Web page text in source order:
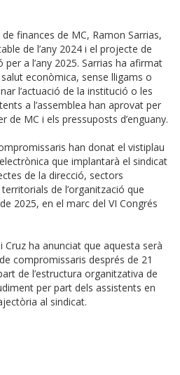
finances de MC, Ramon Sarrias,
de l’any 2024 i el projecte de
per a l’any 2025. Sarrias ha afirmat
econòmica, sense lligams o
l’actuació de la institució o les
a l’assemblea han aprovat per
de MC i els pressuposts d’enguany.
han donat el vistiplau
que implantarà el sindicat
de la direcció, sectors
de l’organització que
2025, en el marc del VI Congrés
Cruz ha anunciat que aquesta serà
compromissaris després de 21
de l’estructura organitzativa de
per part dels assistents en
al sindicat.